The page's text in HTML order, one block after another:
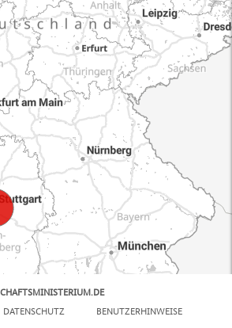
DATENSCHUTZ BENUTZERHINWEISE